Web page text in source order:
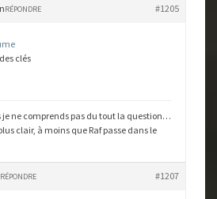
#1205
RÉPONDRE
clés
je ne comprends pas du tout la question…
clair, à moins que Raf passe dans le
#1207
RÉPONDRE